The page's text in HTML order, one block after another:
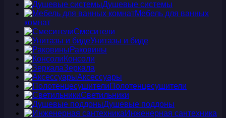
Душевые системы
Мебель для ванных
комнат
Смесители
Унитазы и биде
Раковины
Консоли
Зеркала
Аксессуары
Полотенцесушители
Светильники
Душевые поддоны
Инженерная сантехника